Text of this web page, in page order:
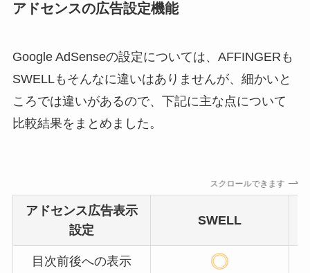
アドセンスの広告設定機能
Google AdSenseの設定については、AFFINGERも
SWELLもそんなに違いはありませんが、細かいと
ころでは違いがあるので、下記に主な点について
比較結果をまとめました。
スクロールできます
アドセンス広告表示
設定
SWELL
目次前後への表示